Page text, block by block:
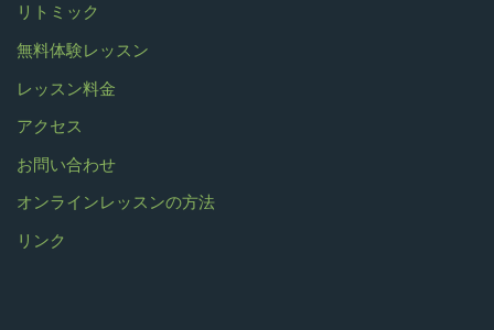
リトミック
無料体験レッスン
レッスン料金
アクセス
お問い合わせ
オンラインレッスンの方法
リンク